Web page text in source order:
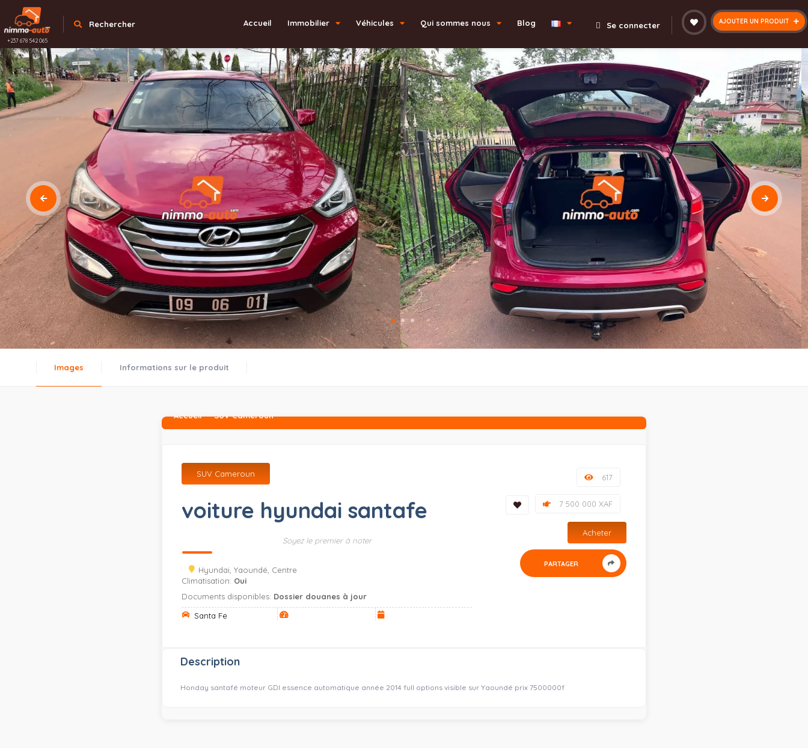
+237 678 542 065
Rechercher AJOUTER UN PRODUIT
Se connecter
Accueil Immobilier Véhicules Qui sommes nous Blog
Images Informations sur le produit
Accueil SUV Cameroun
SUV Cameroun
voiture hyundai santafe
Soyez le premier à noter
Hyundai, Yaoundé, Centre
Climatisation: Oui
Documents disponibles: Dossier douanes à jour
Santa Fe
617
7 500 000 XAF
Acheter
PARTAGER
Description
Honday santafé moteur GDI essence automatique année 2014 full options visible sur Yaoundé prix 7500000f